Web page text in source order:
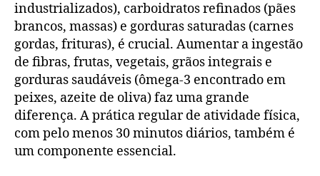
industrializados), carboidratos refinados (pães
brancos, massas) e gorduras saturadas (carnes
gordas, frituras), é crucial. Aumentar a ingestão
de fibras, frutas, vegetais, grãos integrais e
gorduras saudáveis (ômega-3 encontrado em
peixes, azeite de oliva) faz uma grande
diferença. A prática regular de atividade física,
com pelo menos 30 minutos diários, também é
um componente essencial.